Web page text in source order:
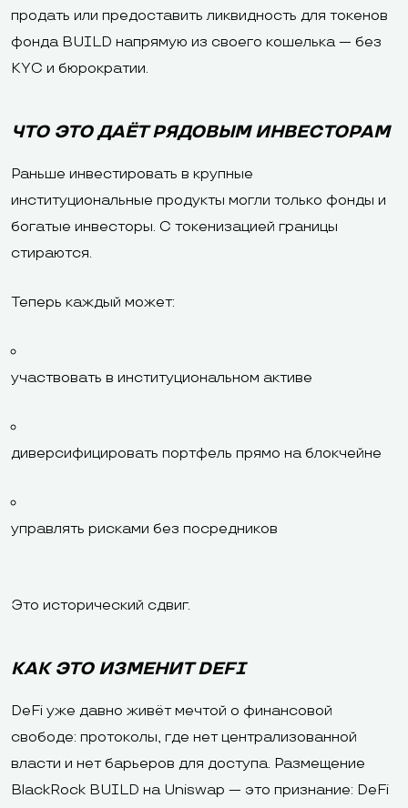
продать или предоставить ликвидность для токенов
фонда BUILD напрямую из своего кошелька — без
KYC и бюрократии.
ЧТО ЭТО ДАЁТ РЯДОВЫМ ИНВЕСТОРАМ
Раньше инвестировать в крупные
институциональные продукты могли только фонды и
богатые инвесторы. С токенизацией границы
стираются.
Теперь каждый может:
участвовать в институциональном активе
диверсифицировать портфель прямо на блокчейне
управлять рисками без посредников
Это исторический сдвиг.
КАК ЭТО ИЗМЕНИТ DEFI
DeFi уже давно живёт мечтой о финансовой
свободе: протоколы, где нет централизованной
власти и нет барьеров для доступа. Размещение
BlackRock BUILD на Uniswap — это признание: DeFi